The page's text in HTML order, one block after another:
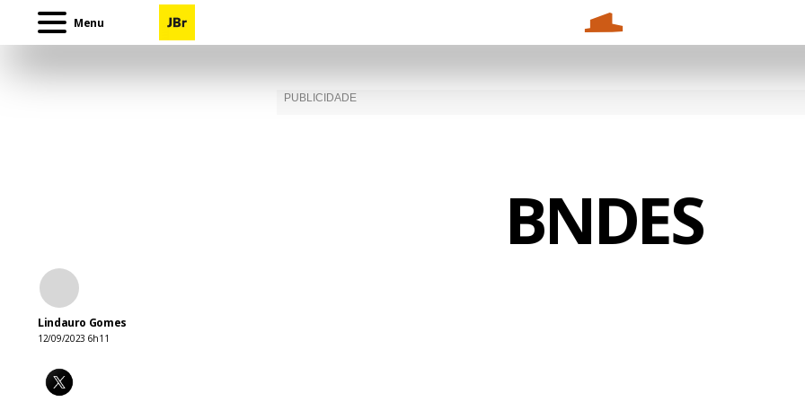
Menu
BNDES
Lindauro Gomes
12/09/2023 6h11